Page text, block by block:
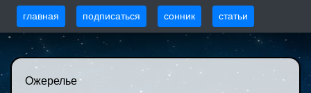
главная подписаться сонник статьи
Ожерелье